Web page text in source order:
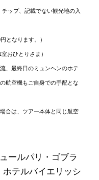
ップ、記載でない観光地の入
となります。）
おひとりさま）
、最終日のミュンヘンのホテ
航空機もご自身での手配とな
合は、ツアー本体と同じ航空
ールパリ・ゴブラ
テルバイエリッシ